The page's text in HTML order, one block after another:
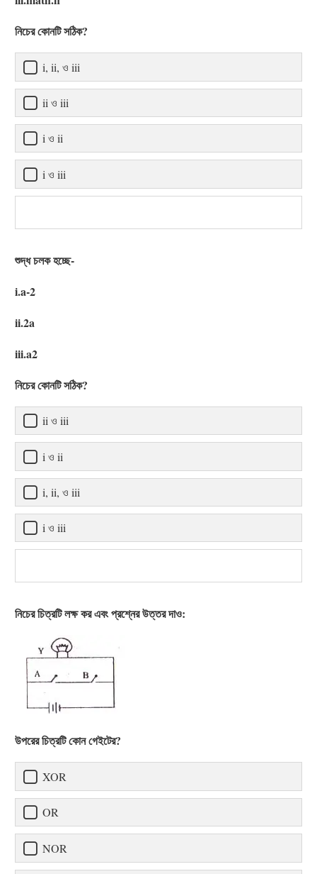
নিচের কোনটি সঠিক?
i, ii, ও iii
ii ও iii
i ও ii
i ও iii
শুদ্ধ চলক হচ্ছে-
i.a-2
ii.2a
iii.a2
নিচের কোনটি সঠিক?
ii ও iii
i ও ii
i, ii, ও iii
i ও iii
নিচের চিত্রটি লক্ষ কর এবং প্রশ্নের উত্তর দাও:
উপরের চিত্রটি কোন গেইটের?
XOR
OR
NOR